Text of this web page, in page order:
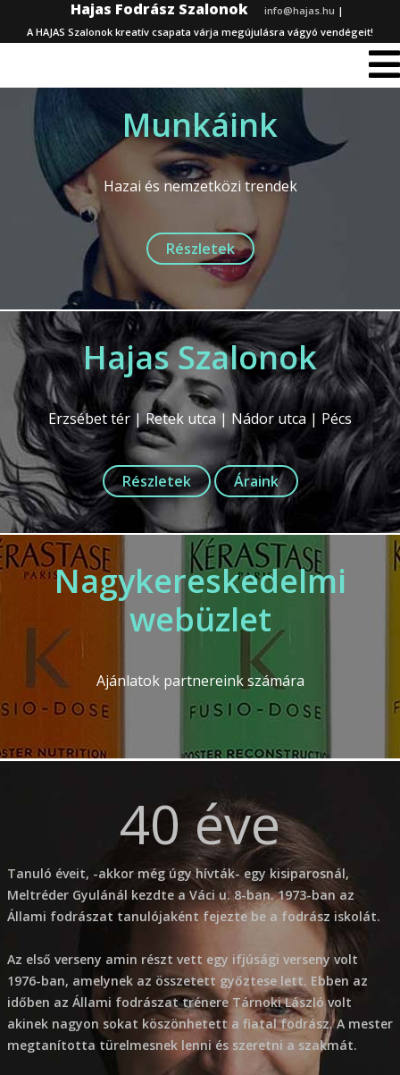
Hajas Fodrász Szalonok info@hajas.hu |
A HAJAS Szalonok kreatív csapata várja megújulásra vágyó vendégeit!
Munkáink
Hazai és nemzetközi trendek
Részletek
Hajas Szalonok
Erzsébet tér | Retek utca | Nádor utca | Pécs
Részletek Áraink
Nagykereskedelmi
webüzlet
Ajánlatok partnereink számára
40 éve
Tanuló éveit, -akkor még úgy hívták- egy kisiparosnál,
Meltréder Gyulánál kezdte a Váci u. 8-ban. 1973-ban az
Állami fodrászat tanulójaként fejezte be a fodrász iskolát.
Az első verseny amin részt vett egy ifjúsági verseny volt
1976-ban, amelynek az összetett győztese lett. Ebben az
időben az Állami fodrászat trénere Tárnoki László volt
akinek nagyon sokat köszönhetett a fiatal fodrász. A mester
megtanította türelmesnek lenni és szeretni a szakmát.